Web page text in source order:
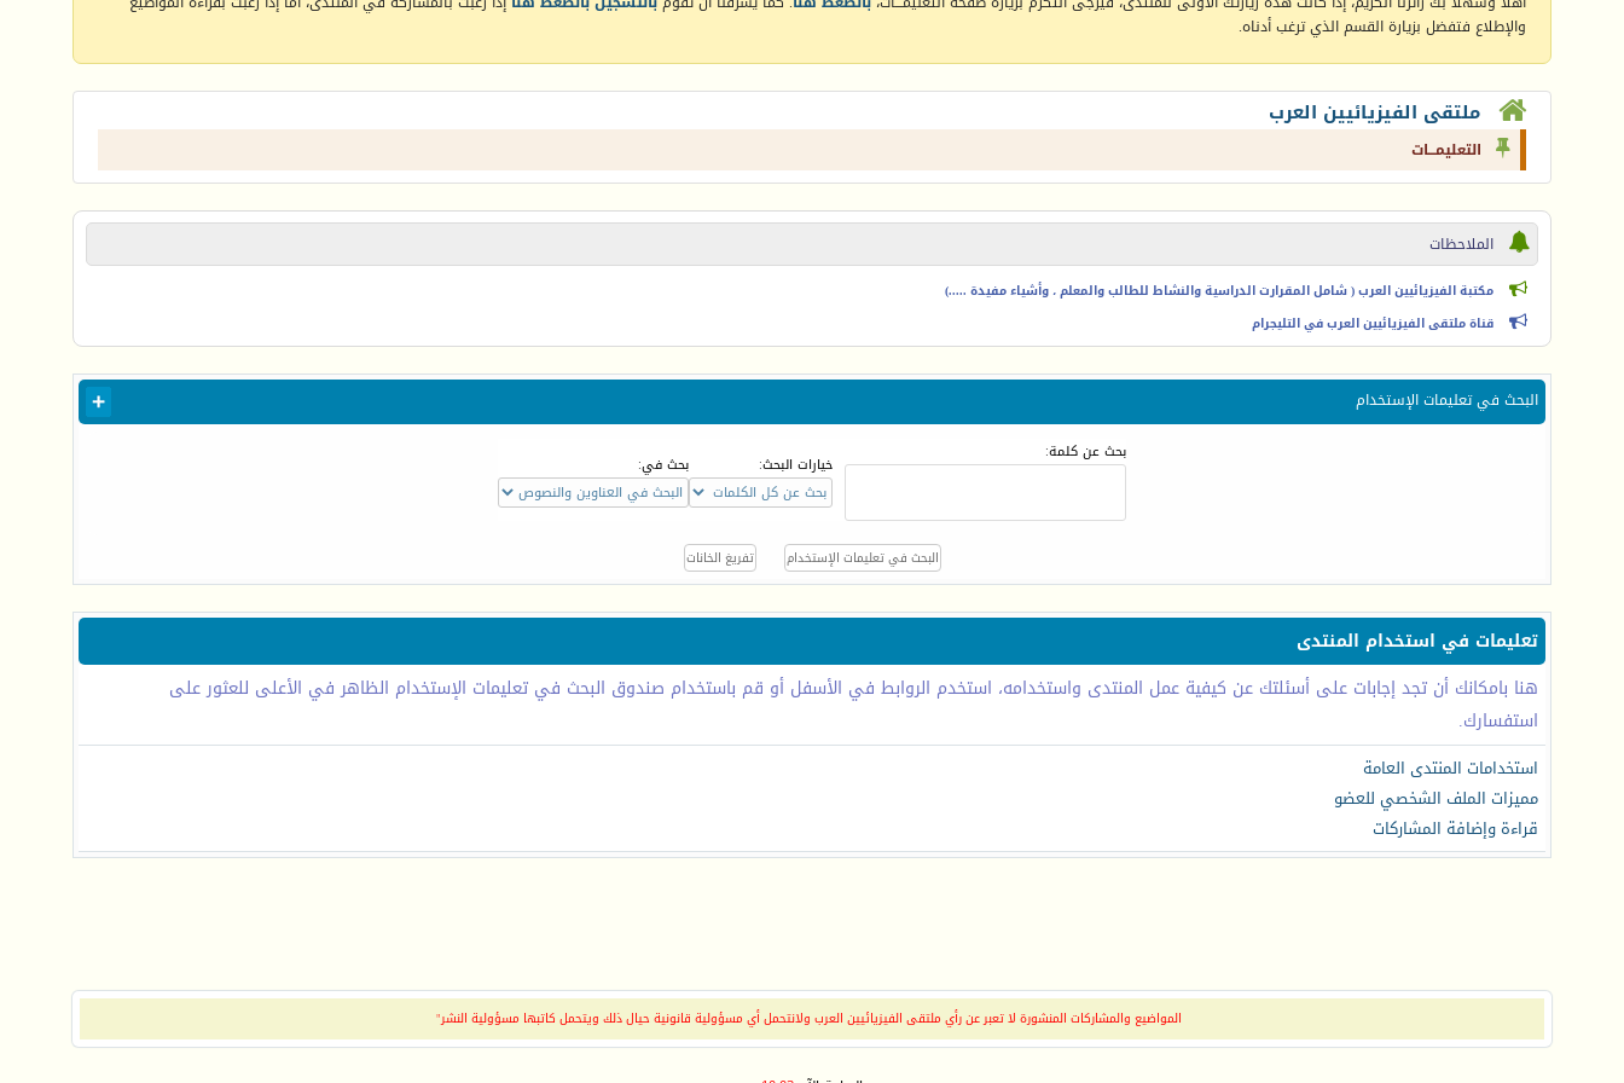
والإطلاع فتفضل بزيارة القسم الذي ترغب أدناه.
ملتقى الفيزيائيين العرب
التعليمـــات
الملاحظات
مكتبة الفيزيائيين العرب ( شامل المقرارت الدراسية والنشاط للطالب والمعلم ، وأشياء مفيدة .....)
قناة ملتقى الفيزيائيين العرب في التليجرام
البحث في تعليمات الإستخدام
بحث عن كلمة:
خيارات البحث: بحث في:
تعليمات في استخدام المنتدى
هنا بامكانك أن تجد إجابات على أسئلتك عن كيفية عمل المنتدى واستخدامه، استخدم الروابط في الأسفل أو قم باستخدام صندوق البحث في تعليمات الإستخدام الظاهر في الأعلى للعثور على
استفسارك.
استخدامات المنتدى العامة
مميزات الملف الشخصي للعضو
قراءة وإضافة المشاركات
المواضيع والمشاركات المنشورة لا تعبر عن رأي ملتقى الفيزيائيين العرب ولانتحمل أي مسؤولية قانونية حيال ذلك ويتحمل كاتبها مسؤولية النشر"